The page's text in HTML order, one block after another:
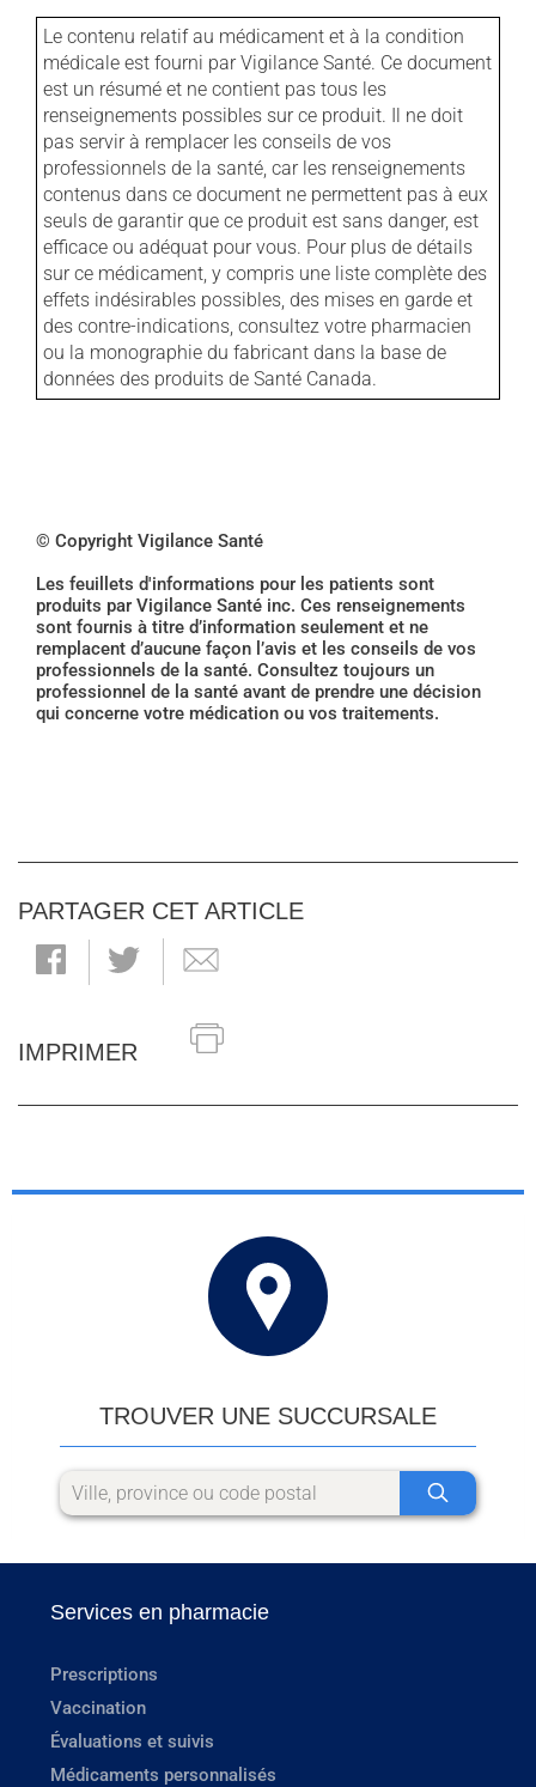
Le contenu relatif au médicament et à la condition
médicale est fourni par Vigilance Santé. Ce document
est un résumé et ne contient pas tous les
renseignements possibles sur ce produit. Il ne doit
pas servir à remplacer les conseils de vos
professionnels de la santé, car les renseignements
contenus dans ce document ne permettent pas à eux
seuls de garantir que ce produit est sans danger, est
efficace ou adéquat pour vous. Pour plus de détails
sur ce médicament, y compris une liste complète des
effets indésirables possibles, des mises en garde et
des contre-indications, consultez votre pharmacien
ou la monographie du fabricant dans la base de
données des produits de Santé Canada.
© Copyright Vigilance Santé
Les feuillets d'informations pour les patients sont
produits par Vigilance Santé inc. Ces renseignements
sont fournis à titre d’information seulement et ne
remplacent d’aucune façon l’avis et les conseils de vos
professionnels de la santé. Consultez toujours un
professionnel de la santé avant de prendre une décision
qui concerne votre médication ou vos traitements.
PARTAGER CET ARTICLE
IMPRIMER
TROUVER UNE SUCCURSALE
Services en pharmacie
Prescriptions
Vaccination
Évaluations et suivis
Médicaments personnalisés